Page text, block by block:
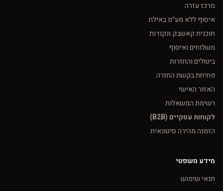
מרכז עזרה
איסוף ללא מע״מ באילת
תוכנית קאשבק ונקודות
משלוחים ואיסוף
ביטולים והחזרות
פתיחת בקשת החזרה
האזור האישי
רשימת המשאלות
לקוחות עסקיים (B2B)
הזמנה מהירה סיטונאית
מידע משפטי
תנאי שימוש